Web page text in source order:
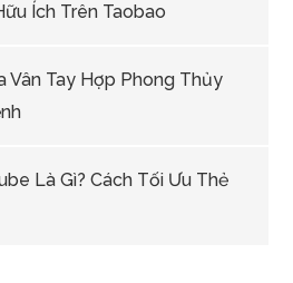
Ích Trên Taobao
Vân Tay Hợp Phong Thủy
Là Gì? Cách Tối Ưu Thẻ